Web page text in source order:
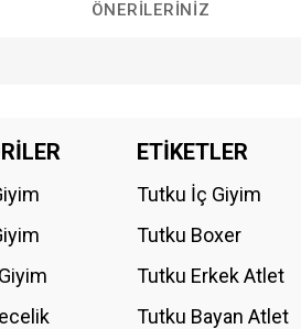
ÖNERILERINIZ
yorumu siz yapın! ETİKETLER
Tutku İç Giyim
Tutku Boxer
Tutku Erkek Atlet
Tutku Bayan Atlet